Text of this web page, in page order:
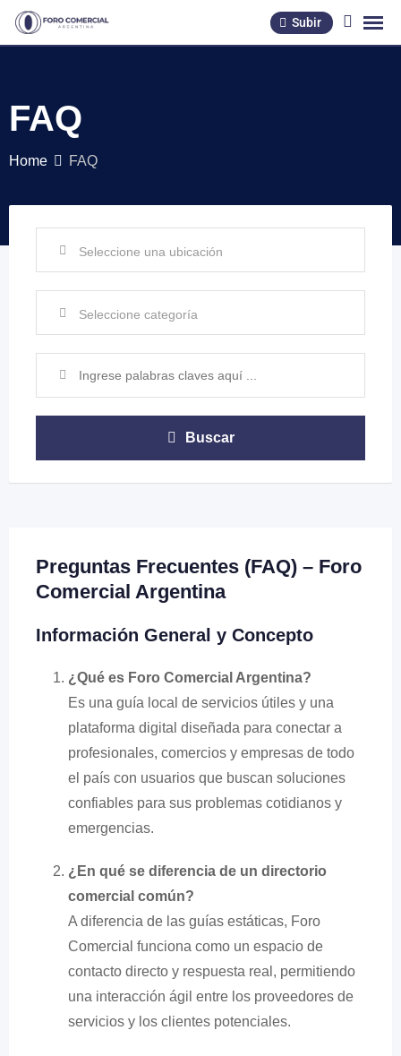
Subir
FAQ
Home FAQ
Buscar
Preguntas Frecuentes (FAQ) – Foro
Comercial Argentina
Información General y Concepto
¿Qué es Foro Comercial Argentina?
Es una guía local de servicios útiles y una
plataforma digital diseñada para conectar a
profesionales, comercios y empresas de todo
el país con usuarios que buscan soluciones
confiables para sus problemas cotidianos y
emergencias.
¿En qué se diferencia de un directorio
comercial común?
A diferencia de las guías estáticas, Foro
Comercial funciona como un espacio de
contacto directo y respuesta real, permitiendo
una interacción ágil entre los proveedores de
servicios y los clientes potenciales.